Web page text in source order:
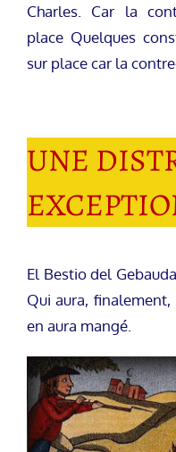
Charles. Car la
place Quelques
sur place car la
UNE
El Bestio del
Qui aura,
en aura mangé.